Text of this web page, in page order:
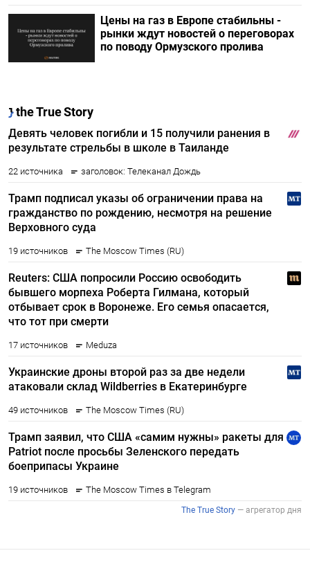
Цены на газ в Европе стабильны -
рынки ждут новостей о переговорах
по поводу Ормузского пролива